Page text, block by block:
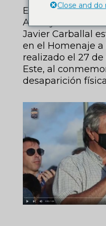
El Intendente de
Antía y el Alcalde
Javier Carballal
en el Homenaje
realizado el 27
Este, al
desaparición
Close and